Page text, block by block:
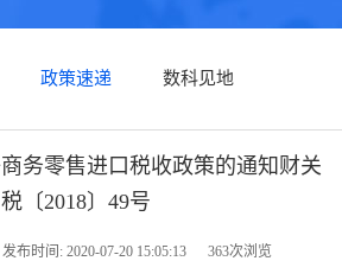
政策速递 数科见地
务零售进口税收政策的通知财关
税〔2018〕49号
发布时间: 2020-07-20 15:05:13 363次浏览